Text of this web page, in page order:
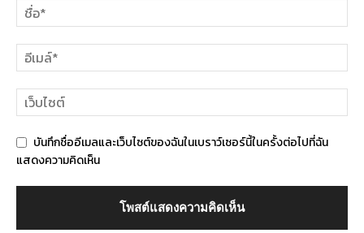
บันทึกชื่ออีเมลและเว็บไซต์ของฉันในเบราว์เซอร์นี้ในครั้งต่อไปที่ฉัน
แสดงความคิดเห็น